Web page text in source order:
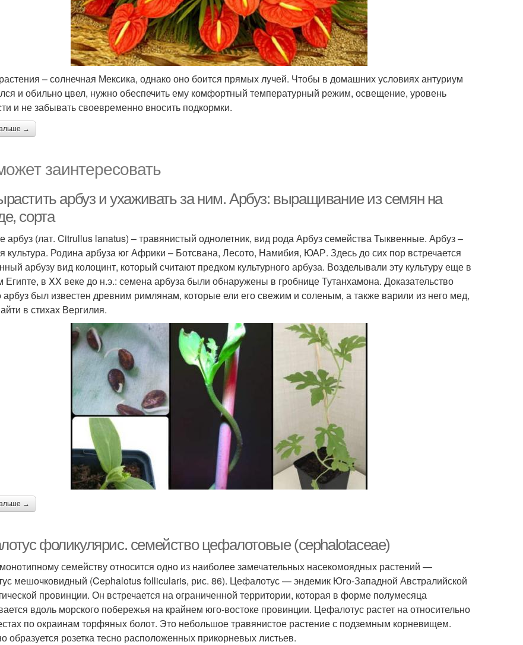
– солнечная Мексика, однако оно боится прямых лучей. Чтобы в домашних условиях антуриум
и обильно цвел, нужно обеспечить ему комфортный температурный режим, освещение, уровень
и не забывать своевременно вносить подкормки.
→
заинтересовать
арбуз и ухаживать за ним. Арбуз: выращивание из семян на
сорта
арбуз (лат. Citrullus lanatus) – травянистый однолетник, вид рода Арбуз семейства Тыквенные. Арбуз –
культура. Родина арбуза юг Африки – Ботсвана, Лесото, Намибия, ЮАР. Здесь до сих пор встречается
арбузу вид колоцинт, который считают предком культурного арбуза. Возделывали эту культуру еще в
в XX веке до н.э.: семена арбуза были обнаружены в гробнице Тутанхамона. Доказательство
арбуз был известен древним римлянам, которые ели его свежим и соленым, а также варили из него мед,
в стихах Вергилия.
→
фоликулярис. семейство цефалотовые (cephalotaceae)
семейству относится одно из наиболее замечательных насекомоядных растений —
мешочковидный (Cephalotus follicularis, рис. 86). Цефалотус — эндемик Юго-Западной Австралийской
провинции. Он встречается на ограниченной территории, которая в форме полумесяца
вдоль морского побережья на крайнем юго-востоке провинции. Цефалотус растет на относительно
по окраинам торфяных болот. Это небольшое травянистое растение с подземным корневищем.
образуется розетка тесно расположенных прикорневых листьев.